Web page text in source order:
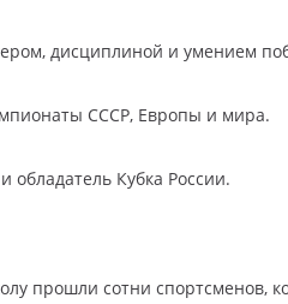
дисциплиной и умением
СССР, Европы и мира.
Кубка России.
прошли сотни спортсменов,